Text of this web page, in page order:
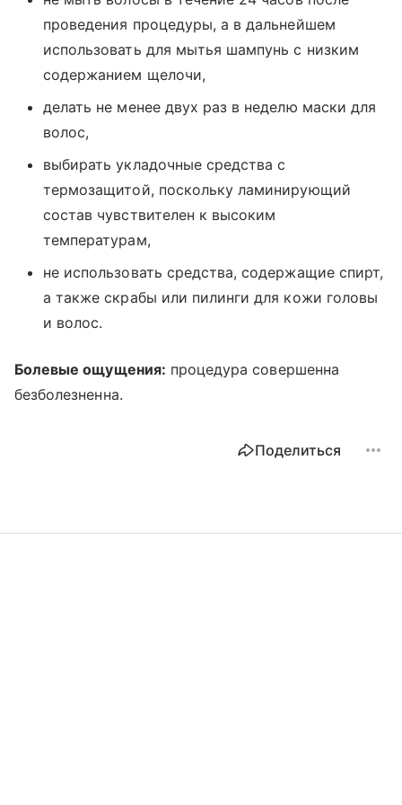
проведения процедуры, а в дальнейшем
использовать для мытья шампунь с низким
содержанием щелочи,
делать не менее двух раз в неделю маски для
волос,
выбирать укладочные средства с
термозащитой, поскольку ламинирующий
состав чувствителен к высоким
температурам,
не использовать средства, содержащие спирт,
а также скрабы или пилинги для кожи головы
и волос.
Болевые ощущения: процедура совершенна
безболезненна.
Поделиться